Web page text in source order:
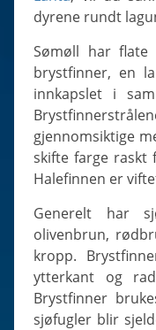
Slugs & Snails
Clams & Oysters
Sponges
Bristle Worms
Jellyfish
dyrene rundt
Sømøll har flate kropper, store, vingelignende
brystfinner, en
innkapslet i
gjennomsiktige
skifte farge raskt
Halefinnen er
Generelt har sjøfugler lys til mørk brun,
olivenbrun,
kropp.
ytterkant og
Brystfinner
sjøfugler blir